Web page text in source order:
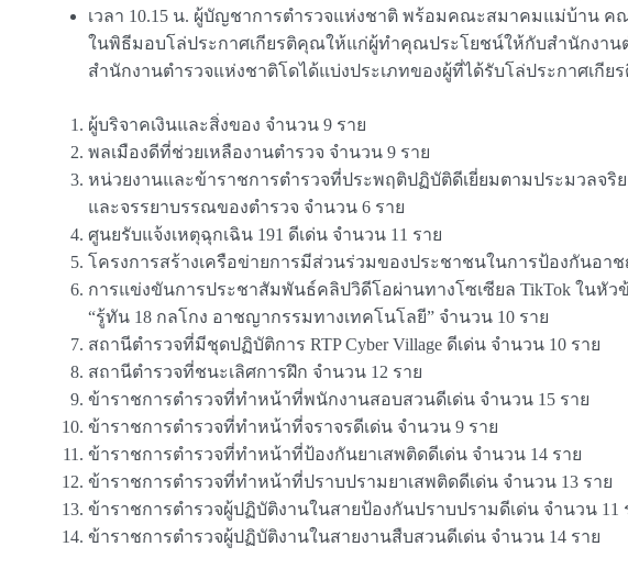
เวลา 10.15 น. ผู้บัญชาการตำรวจแห่งชาติ พร้อมคณะสมาคมแม่บ้าน
ในพิธีมอบโล่ประกาศเกียรติคุณให้แก่ผู้ทำคุณประโยชน์ให้กับสำนักงาน
สำนักงานตำรวจแห่งชาติโดได้แบ่งประเภทของผู้ที่ได้รับโล่ประกาศเกีย
ผู้บริจาคเงินและสิ่งของ จำนวน 9 ราย
พลเมืองดีที่ช่วยเหลืองานตำรวจ จำนวน 9 ราย
หน่วยงานและข้าราชการตำรวจที่ประพฤติปฏิบัติดีเยี่ยมตามประมวลจริ
และจรรยาบรรณของตำรวจ จำนวน 6 ราย
ศูนยรับแจ้งเหตุฉุกเฉิน 191 ดีเด่น จำนวน 11 ราย
โครงการสร้างเครือข่ายการมีส่วนร่วมของประชาชนในการป้องกันอาช
การแข่งขันการประชาสัมพันธ์คลิปวิดีโอผ่านทางโซเซียล TikTok ในหัว
“รู้ทัน 18 กลโกง อาชญากรรมทางเทคโนโลยี” จำนวน 10 ราย
สถานีตำรวจที่มีชุดปฏิบัติการ RTP Cyber Village ดีเด่น จำนวน 10 ราย
สถานีตำรวจที่ชนะเลิศการฝึก จำนวน 12 ราย
ข้าราชการตำรวจที่ทำหน้าที่พนักงานสอบสวนดีเด่น จำนวน 15 ราย
ข้าราชการตำรวจที่ทำหน้าที่จราจรดีเด่น จำนวน 9 ราย
ข้าราชการตำรวจที่ทำหน้าที่ป้องกันยาเสพติดดีเด่น จำนวน 14 ราย
ข้าราชการตำรวจที่ทำหน้าที่ปราบปรามยาเสพติดดีเด่น จำนวน 13 ราย
ข้าราชการตำรวจผู้ปฏิบัติงานในสายป้องกันปราบปรามดีเด่น จำนวน 11
ข้าราชการตำรวจผู้ปฏิบัติงานในสายงานสืบสวนดีเด่น จำนวน 14 ราย